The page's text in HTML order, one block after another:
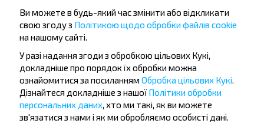
Бажаєте
подорожувати
дешевше?
Ви можете в будь-який час змінити або відкликати
свою згоду з Політикою щодо обробки файлів cookie
на нашому сайті.
У разі надання згоди з обробкою цільових Кукі,
докладніше про порядок їх обробки можна
ознайомитися за посиланням Обробка цільових Кукі.
Дізнайтеся докладніше з нашої Політики обробки
персональних даних, хто ми такі, як ви можете
зв'язатися з нами і як ми обробляємо особисті дані.